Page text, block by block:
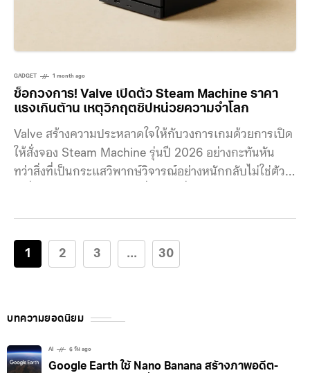
GADGET 1 month ago
ช็อกวงการ! Valve เปิดตัว Steam Machine ราคา
แรงเกินต้าน เหตุวิกฤตชิปหน่วยความจำโลก
Valve สร้างความประหลาดใจให้กับวงการเกมด้วยการเปิด
ให้สั่งจอง Steam Machine รุ่นปี 2026 อย่างกะทันหัน
ทว่าสิ่งที่เป็นกระแสวิพากษ์วิจารณ์อย่างหนักกลับไม่ใช่ตัว
2TB SSD พุ่งสูงถึง $1,349 (ประมาณ 45,000 บาท) ซึ่ง
แตกต่างจากกลยุทธ์ราคามิตรภาพที่ Valve เคยใช้ตอนเปิด
1 2 3 ... 30
บทความยอดนิยม
AI 6 วัน ago
Google Earth ใช้ Nano Banana สร้างภาพอดีต-